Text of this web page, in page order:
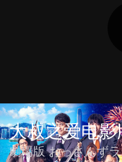
大叔之爱电影
劇場版 おっさんず